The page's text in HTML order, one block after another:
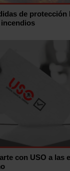
de
con USO a las